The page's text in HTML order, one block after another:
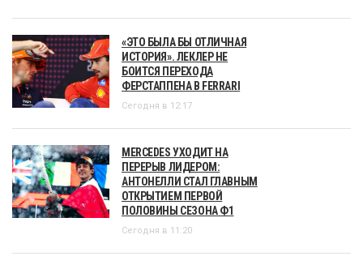
«ЭТО БЫЛА БЫ ОТЛИЧНАЯ
ИСТОРИЯ». ЛЕКЛЕР НЕ
БОИТСЯ ПЕРЕХОДА
ФЕРСТАППЕНА В FERRARI
Сегодня в 12:17
MERCEDES УХОДИТ НА
ПЕРЕРЫВ ЛИДЕРОМ:
АНТОНЕЛЛИ СТАЛ ГЛАВНЫМ
ОТКРЫТИЕМ ПЕРВОЙ
ПОЛОВИНЫ СЕЗОНА Ф1
Сегодня в 11:20